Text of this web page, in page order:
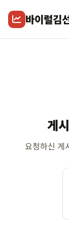
바이럴김
게
요청하신 게